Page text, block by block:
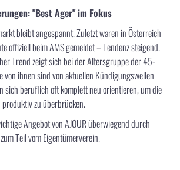
"Best Ager" im Fokus
bleibt angespannt. Zuletzt waren in Österreich
offiziell beim AMS gemeldet – Tendenz steigend.
Trend zeigt sich bei der Altersgruppe der 45-
von ihnen sind von aktuellen Kündigungswellen
sich beruflich oft komplett neu orientieren, um die
produktiv zu überbrücken.
Angebot von AJOUR überwiegend durch
Teil vom Eigentümerverein.